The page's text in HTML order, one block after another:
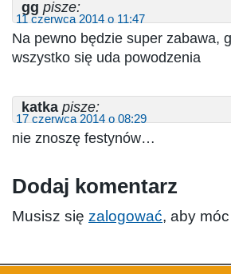
gg pisze:
11 czerwca 2014 o 11:47
Na pewno będzie super zabawa,
wszystko się uda powodzenia
katka pisze:
17 czerwca 2014 o 08:29
nie znoszę festynów…
Dodaj komentarz
Musisz się zalogować, aby